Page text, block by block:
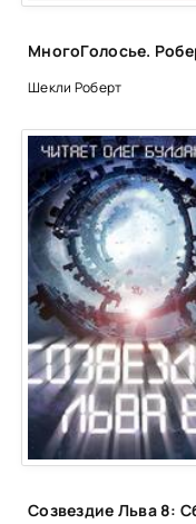
Шекли Роберт